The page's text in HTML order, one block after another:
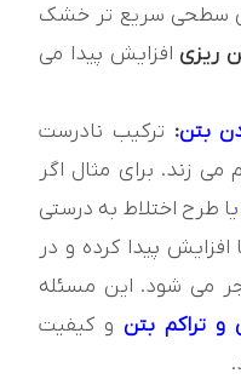
سطحی سریع تر خشک
ریزی افزایش پیدا می
بتن: ترکیب نادرست
می زند. برای مثال اگر
یا طرح اختلاط به درستی
پیدا کرده و در
می شود. این مسئله
تراکم بتن و کیفیت